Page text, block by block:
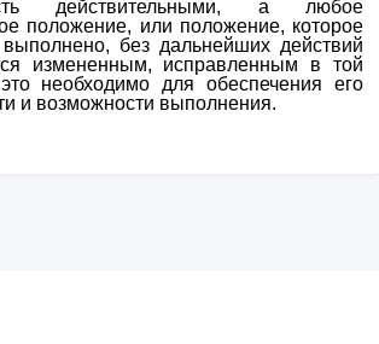
действительными, а любое
положение, или положение, которое
без дальнейших действий
измененным, исправленным в той
необходимо для обеспечения его
и возможности выполнения.